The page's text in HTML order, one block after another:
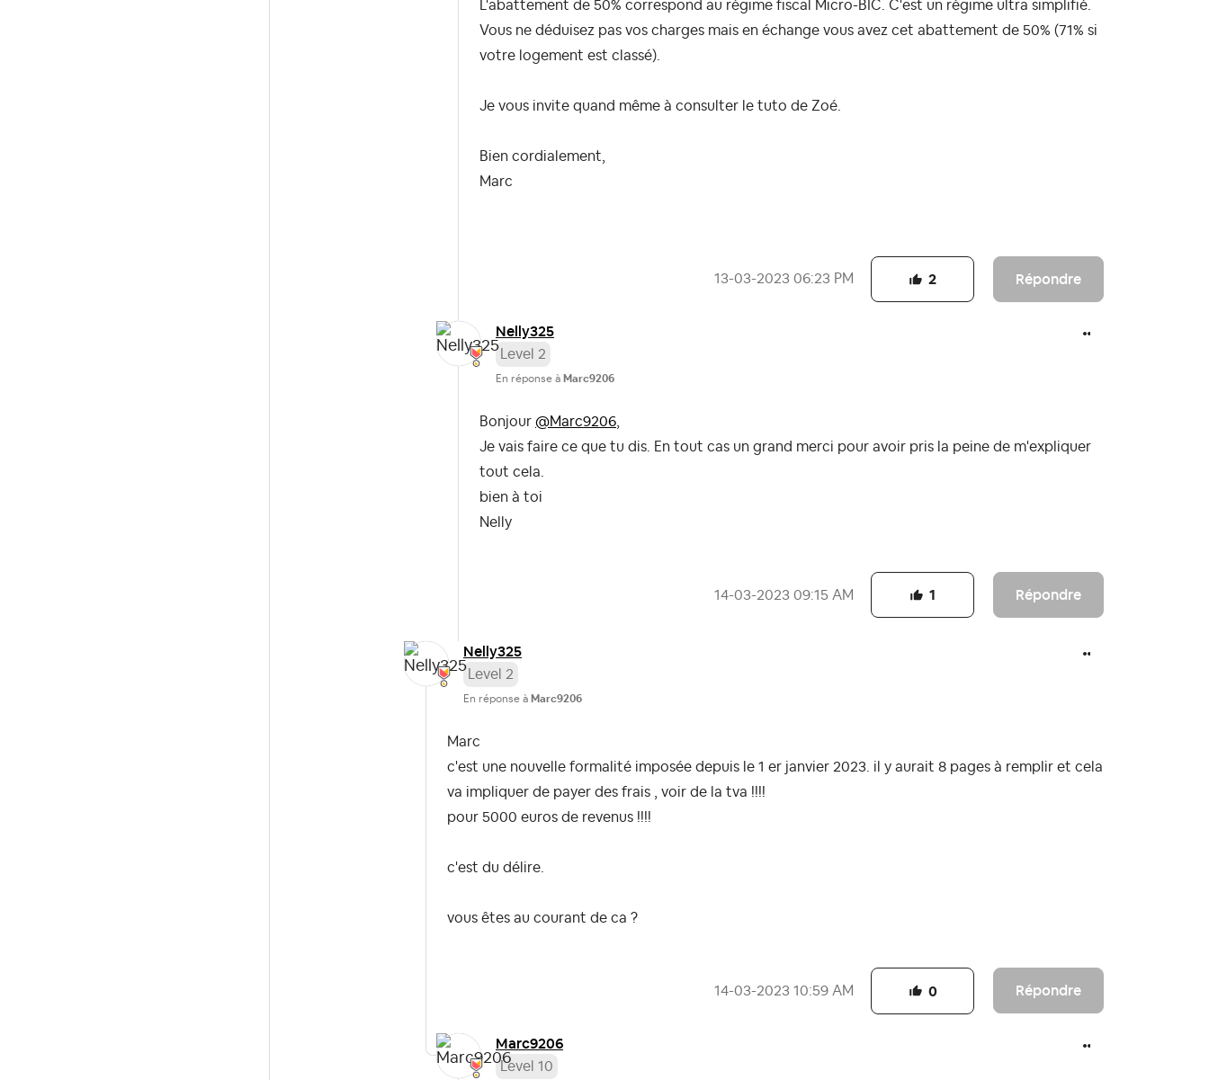
L'abattement de 50% correspond au régime fiscal Micro-BIC. C'est un régime ultra simplifié.
Vous ne déduisez pas vos charges mais en échange vous avez cet abattement de 50% (71% si
votre logement est classé).
Je vous invite quand même à consulter le tuto de Zoé.
Bien cordialement,
Marc
‎13-03-2023 06:23 PM Répondre
2
Nelly325
Level 2
En réponse à Marc9206
Bonjour @Marc9206
Je vais faire ce que tu dis. En tout cas un grand merci pour avoir pris la peine de m'expliquer
tout cela.
bien à toi
Nelly
‎14-03-2023 09:15 AM Répondre
1
Nelly325
Level 2
En réponse à Marc9206
Marc
c'est une nouvelle formalité imposée depuis le 1 er janvier 2023. il y aurait 8 pages à remplir et cela
va impliquer de payer des frais , voir de la tva !!!!
pour 5000 euros de revenus !!!!
c'est du délire.
vous êtes au courant de ca ?
‎14-03-2023 10:59 AM Répondre
0
Marc9206
Level 10